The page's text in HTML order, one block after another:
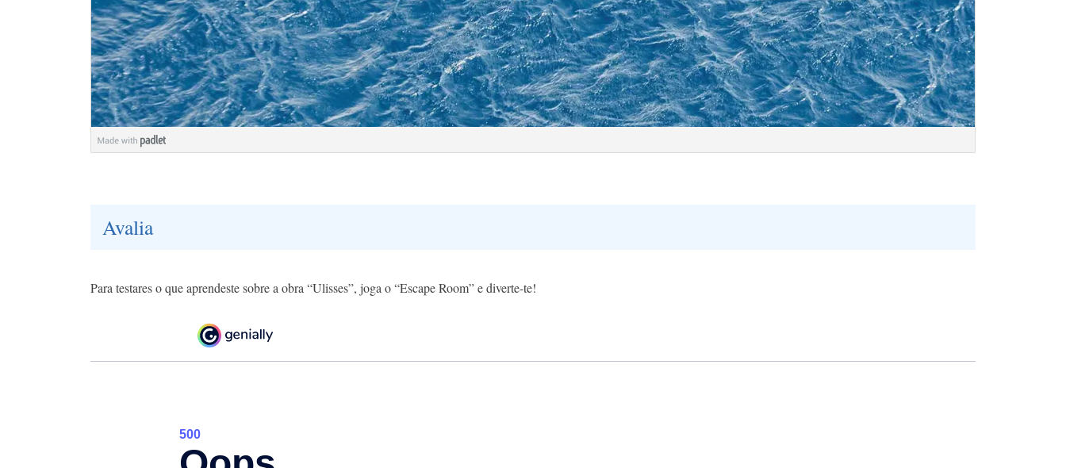
Avalia
Para testares o que aprendeste sobre a obra “Ulisses”, joga o “Escape Room” e diverte-te!